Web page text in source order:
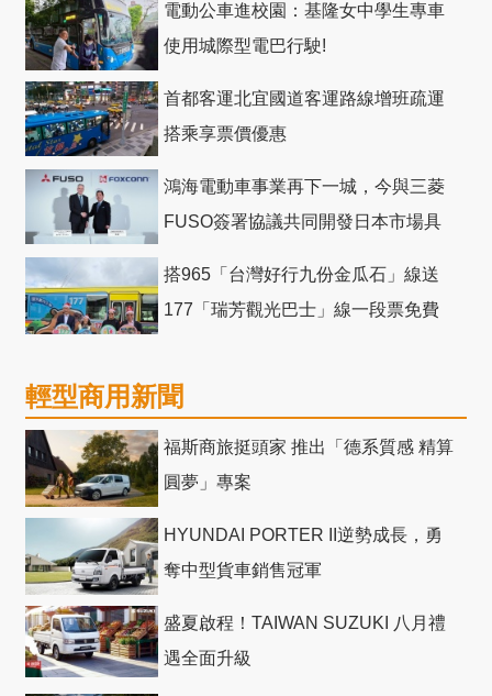
電動公車進校園：基隆女中學生專車
使用城際型電巴行駛!
首都客運北宜國道客運路線增班疏運
搭乘享票價優惠
鴻海電動車事業再下一城，今與三菱
FUSO簽署協議共同開發日本市場具
搭965「台灣好行九份金瓜石」線送
177「瑞芳觀光巴士」線一段票免費
輕型商用新聞
福斯商旅挺頭家 推出「德系質感 精算
圓夢」專案
HYUNDAI PORTER II逆勢成長，勇
奪中型貨車銷售冠軍
盛夏啟程！TAIWAN SUZUKI 八月禮
遇全面升級